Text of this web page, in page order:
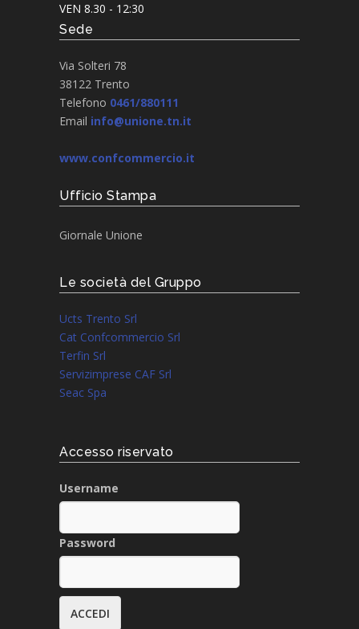
VEN 8.30 - 12:30
Sede
Via Solteri 78
38122 Trento
Telefono 0461/880111
Email info@unione.tn.it
www.confcommercio.it
Ufficio Stampa
Giornale Unione
Le società del Gruppo
Ucts Trento Srl
Cat Confcommercio Srl
Terfin Srl
Servizimprese CAF Srl
Seac Spa
Accesso riservato
Username
Password